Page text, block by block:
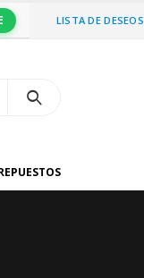
LISTA DE DESEOS